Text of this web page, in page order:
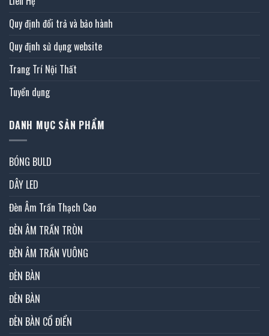
Quy định đổi trả và bảo hành
Quy định sử dụng website
Trang Trí Nội Thất
Tuyển dụng
DANH MỤC SẢN PHẨM
BÓNG BULD
DÂY LED
Đèn Âm Trần Thạch Cao
ĐÈN ÂM TRẦN TRÒN
ĐÈN ÂM TRẦN VUÔNG
ĐÈN BÀN
ĐÈN BÀN
ĐÈN BÀN CỔ ĐIỂN